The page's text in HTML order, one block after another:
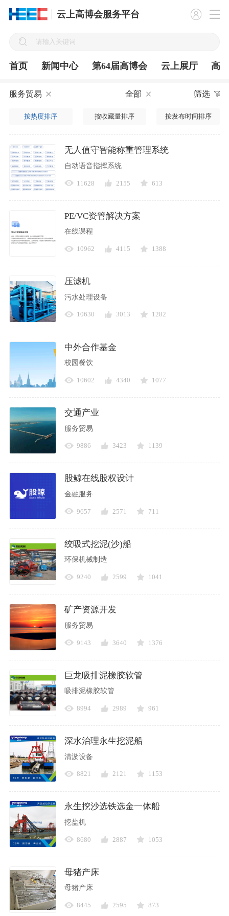
云上高博会服务平台
首页 新闻中心 第64届高博会 云上展厅 高
服务贸易 全部 筛选
按热度排序 按收藏量排序 按发布时间排序
无人值守智能称重管理系统
自动语音指挥系统
11628 2155 613
PE/VC资管解决方案
在线课程
10962 4115 1388
压滤机
污水处理设备
10630 3013 1282
中外合作基金
校园餐饮
10602 4340 1077
交通产业
服务贸易
9886 3423 1139
股鲸在线股权设计
金融服务
9657 2571 711
绞吸式挖泥(沙)船
环保机械制造
9240 2599 1041
矿产资源开发
服务贸易
9143 3640 1376
巨龙吸排泥橡胶软管
吸排泥橡胶软管
8994 2989 961
深水治理永生挖泥船
清淤设备
8821 2121 1153
永生挖沙选铁选金一体船
挖盐机
8680 2887 1053
母猪产床
母猪产床
8445 2595 873